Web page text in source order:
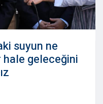
suyun ne
geleceğini